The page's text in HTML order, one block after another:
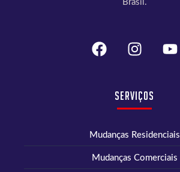
Brasil.
Serviços
Mudanças Residenciais
Mudanças Comerciais